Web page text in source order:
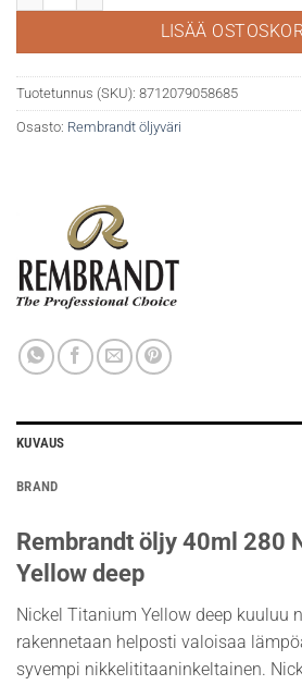
LISÄÄ
Tuotetunnus (SKU): 8712079058685
Osasto: Rembrandt öljyväri
KUVAUS
BRAND
Rembrandt öljy 40ml 280
Yellow deep
Nickel Titanium Yellow deep kuuluu
rakennetaan helposti valoisaa
syvempi nikkelititaaninkeltainen.